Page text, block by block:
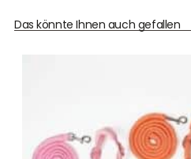
Das könnte Ihnen auch gefallen